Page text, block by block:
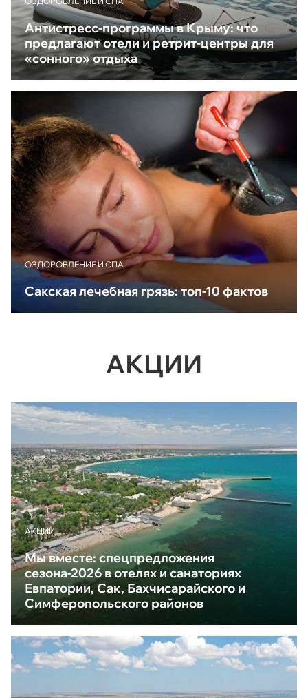
Антистресс-программы в Крыму: что
предлагают отели и ретрит-центры для
«сонного» отдыха
ОЗДОРОВЛЕНИЕ И СПА
Сакская лечебная грязь: топ-10 фактов
АКЦИИ
АКЦИИ
Мы вместе: спецпредложения
сезона-2026 в отелях и санаториях
Евпатории, Сак, Бахчисарайского и
Симферопольского районов